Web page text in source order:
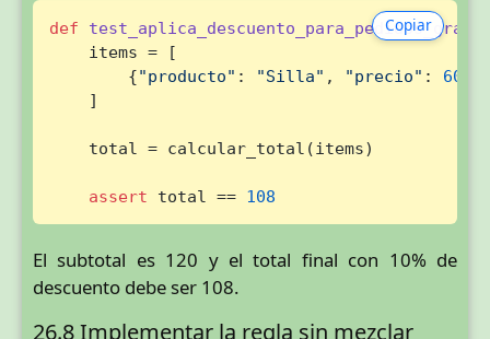
Copiar
def
    items = [
        {
"producto" : "Silla" , "precio" : 60
    ]
    total = calcular_total(items)
assert total == 108
El subtotal es 120 y el total final con 10% de
descuento debe ser 108.
26.8 Implementar la regla sin mezclar